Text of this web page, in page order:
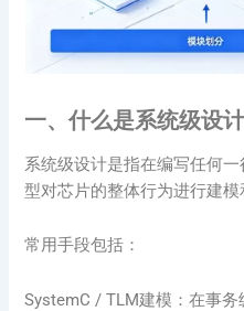
一、什么是系统级设
系统级设计是指在编写任何
型对芯片的整体行为进行建模
常用手段包括：
SystemC / TLM建模：在事务